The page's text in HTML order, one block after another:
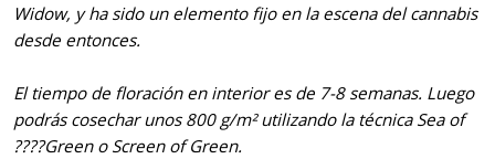
Widow, y ha sido un elemento fijo en la escena del cannabis
desde entonces.
El tiempo de floración en interior es de 7-8 semanas. Luego
podrás cosechar unos 800 g/m² utilizando la técnica Sea of
????Green o Screen of Green.